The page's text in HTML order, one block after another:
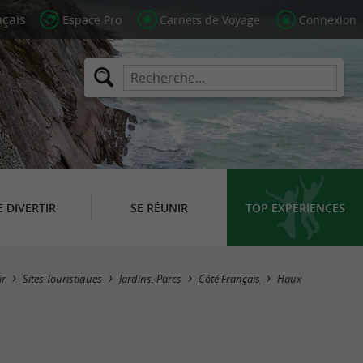
Espace Pro Carnets de Voyage Connexion
DIVERTIR SE RÉUNIR TOP EXPÉRIENCES
Masquer la carte
Sites Touristiques Jardins, Parcs Côté Français Haux